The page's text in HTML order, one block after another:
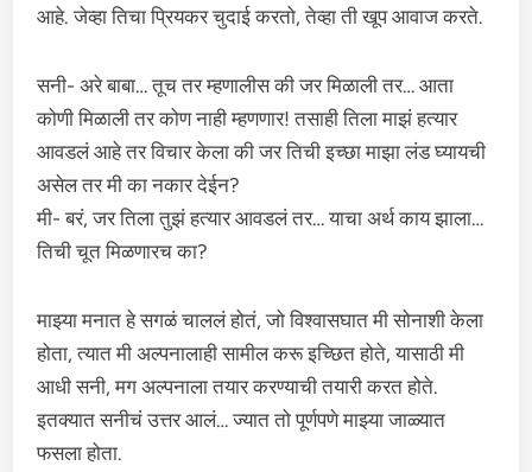
आहे. जेव्हा तिचा प्रियकर चुदाई करतो, तेव्हा ती खूप आवाज करते.
सनी- अरे बाबा… तूच तर म्हणालीस की जर मिळाली तर… आता
कोणी मिळाली तर कोण नाही म्हणणार! तसाही तिला माझं हत्यार
आवडलं आहे तर विचार केला की जर तिची इच्छा माझा लंड घ्यायची
असेल तर मी का नकार देईन?
मी- बरं, जर तिला तुझं हत्यार आवडलं तर… याचा अर्थ काय झाला…
तिची चूत मिळणारच का?
माझ्या मनात हे सगळं चाललं होतं, जो विश्वासघात मी सोनाशी केला
होता, त्यात मी अल्पनालाही सामील करू इच्छित होते, यासाठी मी
आधी सनी, मग अल्पनाला तयार करण्याची तयारी करत होते.
इतक्यात सनीचं उत्तर आलं… ज्यात तो पूर्णपणे माझ्या जाळ्यात
फसला होता.